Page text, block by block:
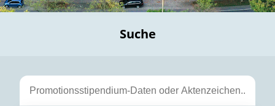
Suche